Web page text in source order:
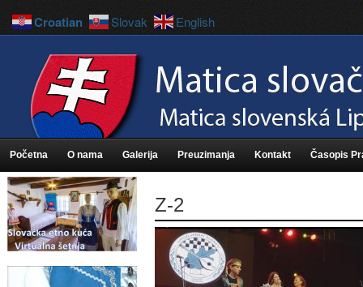
Početna O nama Galerija Preuzimanja Kontakt Časopis
Z-2
Croatian Slovak English